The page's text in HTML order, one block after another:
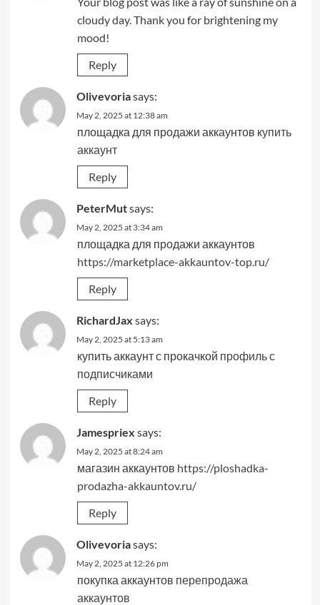
cloudy day. Thank you for brightening my
mood!
Reply
Olivevoriasays:
May 2, 2025 at 12:38 am
площадка для продажи аккаунтов купить
аккаунт
Reply
PeterMutsays:
May 2, 2025 at 3:34 am
площадка для продажи аккаунтов
https://marketplace-akkauntov-top.ru/
Reply
RichardJax says:
May 2, 2025 at 5:13 am
купить аккаунт с прокачкой профиль с
подписчиками
Reply
Jamespriex says:
May 2, 2025 at 8:24 am
магазин аккаунтов https://ploshadka-
prodazha-akkauntov.ru/
Reply
Olivevoriasays:
May 2, 2025 at 12:26 pm
покупка аккаунтов перепродажа
аккаунтов